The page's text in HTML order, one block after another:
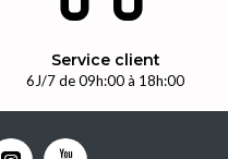
Service client
6J/7 de 09h:00 à 18h:00